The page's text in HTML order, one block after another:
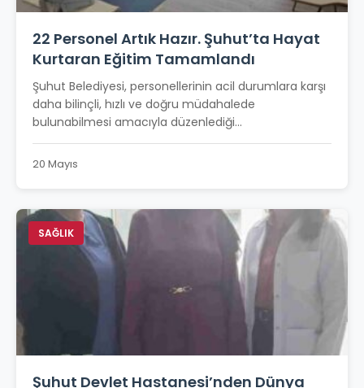
22 Personel Artık Hazır. Şuhut’ta Hayat
Kurtaran Eğitim Tamamlandı
Şuhut Belediyesi, personellerinin acil durumlara karşı
daha bilinçli, hızlı ve doğru müdahalede
bulunabilmesi amacıyla düzenlediği...
20 Mayıs
SAĞLIK
Şuhut Devlet Hastanesi’nden Dünya